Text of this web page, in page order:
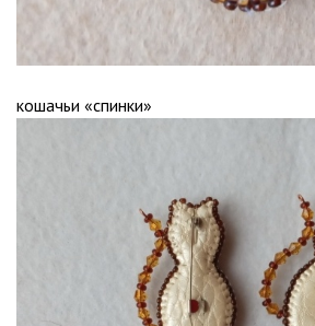
кошачьи «спинки»